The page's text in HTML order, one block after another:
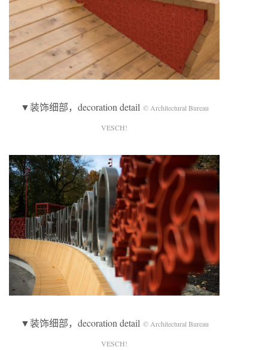
▼装饰细部，decoration detail © Architectural Bureau
VESCH!
▼装饰细部，decoration detail © Architectural Bureau
VESCH!